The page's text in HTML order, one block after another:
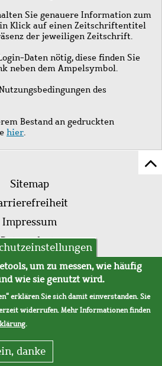
Sie genauere Information zum
Klick auf einen Zeitschriftentitel
der jeweiligen Zeitschrift.
Daten nötig, diese finden Sie
neben dem Ampelsymbol.
des
Bestand an gedruckten
hier.
Sitemap
Impressum
Datenschutz
AVBum zu messen, wie häufig
wie sie genutzt wird.
erklären Sie sich damit einverstanden. Sie
widerrufen. Mehr Informationen finden
.
danke